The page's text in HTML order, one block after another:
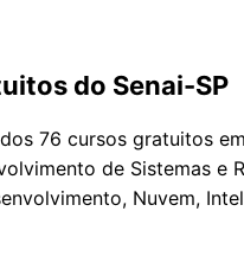
do Senai-SP
76 cursos gratuitos
de Sistemas e
Nuvem,